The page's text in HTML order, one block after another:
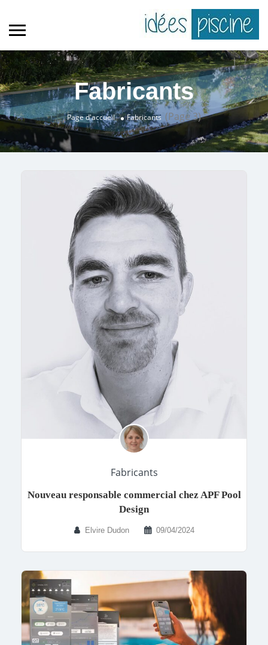
Fabricants
Page d'accueil Fabricants (Page 3)
Fabricants
Nouveau responsable commercial chez APF Pool
Design
Elvire Dudon 09/04/2024